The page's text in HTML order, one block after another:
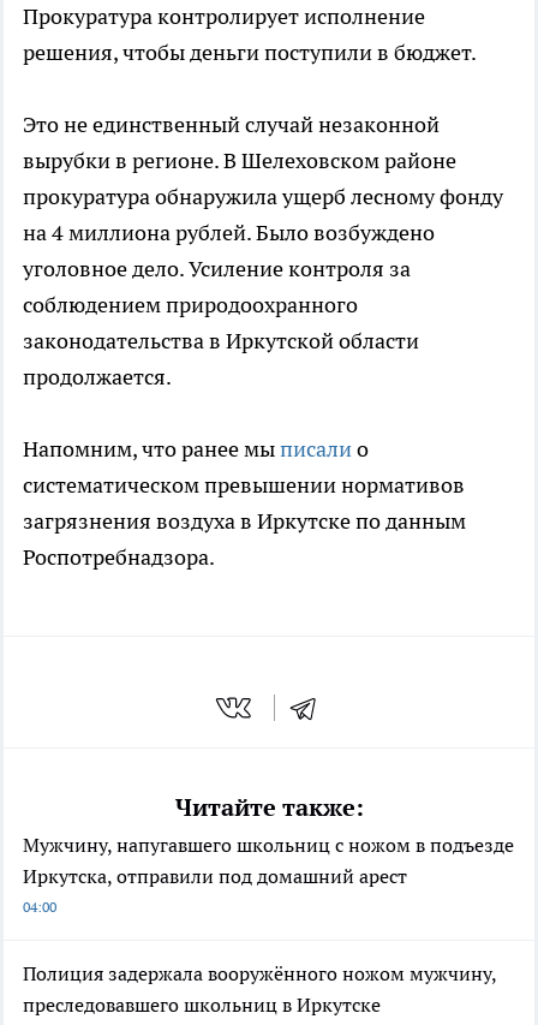
Прокуратура контролирует исполнение
решения, чтобы деньги поступили в бюджет.
Это не единственный случай незаконной
вырубки в регионе. В Шелеховском районе
прокуратура обнаружила ущерб лесному фонду
на 4 миллиона рублей. Было возбуждено
уголовное дело. Усиление контроля за
соблюдением природоохранного
законодательства в Иркутской области
продолжается.
Напомним, что ранее мыписалио
систематическом превышении нормативов
загрязнения воздуха в Иркутске по данным
Роспотребнадзора.
Читайте также:
Мужчину, напугавшего школьниц с ножом в подъезде
Иркутска, отправили под домашний арест
04:00
Полиция задержала вооружённого ножом мужчину,
преследовавшего школьниц в Иркутске